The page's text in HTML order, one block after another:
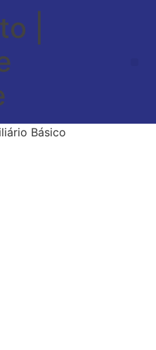
|
Básico